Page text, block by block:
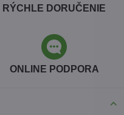
RÝCHLE DORUČENIE
ONLINE PODPORA